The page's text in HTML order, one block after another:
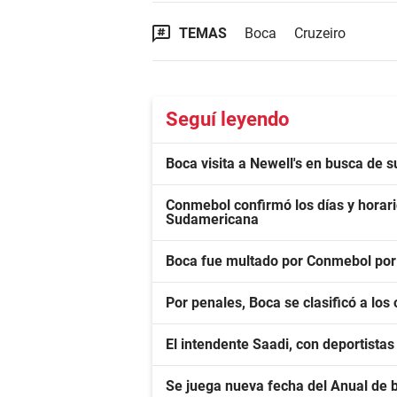
TEMAS Boca Cruzeiro
Seguí leyendo
Boca visita a Newell's en busca de
Conmebol confirmó los días y
Sudamericana
Boca fue multado por Conmebol
Por penales, Boca se clasificó a los
El intendente Saadi, con
Se juega nueva fecha del Anual de